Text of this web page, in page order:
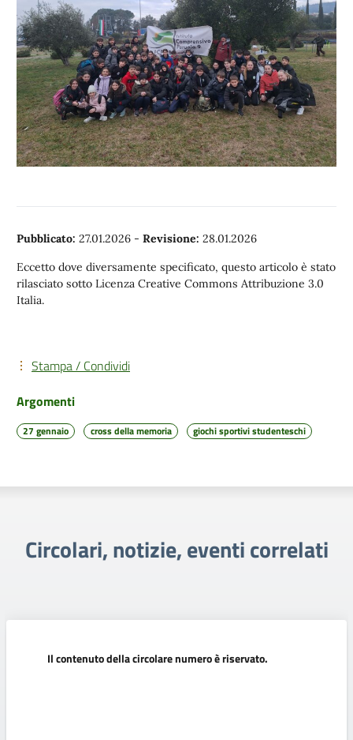
Pubblicato: 27.01.2026 - Revisione: 28.01.2026
Eccetto dove diversamente specificato, questo articolo è stato
rilasciato sotto Licenza Creative Commons Attribuzione 3.0
Italia.
Stampa / Condividi
Argomenti
27 gennaio cross della memoria giochi sportivi studenteschi
Circolari, notizie, eventi correlati
Il contenuto della circolare numero è riservato.